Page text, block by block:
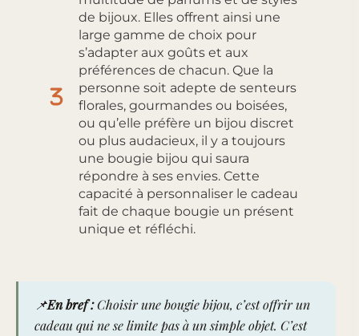
de bijoux. Elles offrent ainsi une
large gamme de choix pour
s’adapter aux goûts et aux
préférences de chacun. Que la
personne soit adepte de senteurs
florales, gourmandes ou boisées,
ou qu’elle préfère un bijou discret
ou plus audacieux, il y a toujours
une bougie bijou qui saura
répondre à ses envies. Cette
capacité à personnaliser le cadeau
fait de chaque bougie un présent
unique et réfléchi.
📌En bref :Choisir une bougie bijou, c’est offrir un
cadeau qui ne se limite pas à un simple objet. C’est